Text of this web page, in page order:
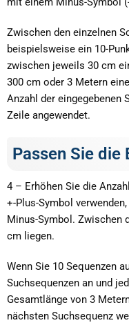
Zwischen den einzelnen
beispielsweise ein 10-
zwischen jeweils 30 cm
300 cm oder 3 Metern
Anzahl der eingegebenen
Zeile angewendet.
Passen Sie die
4 – Erhöhen Sie die
+-Plus-Symbol
Minus-Symbol. Zwischen
cm liegen.
Wenn Sie 10 Sequenzen
Suchsequenzen an und
Gesamtlänge von 3
nächsten Suchsequenz